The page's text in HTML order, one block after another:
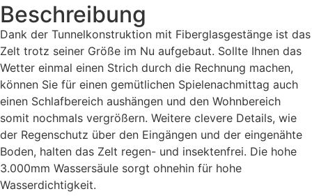
Beschreibung
Dank der Tunnelkonstruktion mit Fiberglasgestänge ist das
Zelt trotz seiner Größe im Nu aufgebaut. Sollte Ihnen das
Wetter einmal einen Strich durch die Rechnung machen,
können Sie für einen gemütlichen Spielenachmittag auch
einen Schlafbereich aushängen und den Wohnbereich
somit nochmals vergrößern. Weitere clevere Details, wie
der Regenschutz über den Eingängen und der eingenähte
Boden, halten das Zelt regen- und insektenfrei. Die hohe
3.000mm Wassersäule sorgt ohnehin für hohe
Wasserdichtigkeit.